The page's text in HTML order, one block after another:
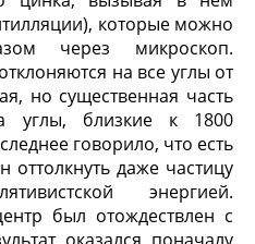
которые можно
через микроскоп.
на все углы от
но существенная часть
углы, близкие к 1800
говорило, что есть
оттолкнуть даже частицу
энергией.
был отождествлен с